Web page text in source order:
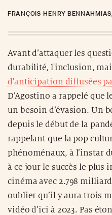
FRANÇOIS-HENRY
Avant d’attaquer les
durabilité, l'inclusion,
d'anticipation diffusées
D’Agostino a rappelé
un besoin d’évasion. Un
depuis le début de la
rappelant que la pop
phénoménaux, à l’instar
à ce jour le succès le plus
cinéma avec 2.798
oublier qu’il y aura trois
vidéo d’ici à 2023. Pas